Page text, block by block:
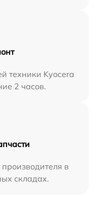
техники Kyocera
2 часов.
в
складах.